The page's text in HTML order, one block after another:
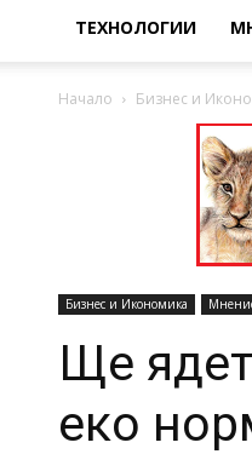
ТЕХНОЛОГИИ
Начало Бизнес и
Бизнес и Икономика
Ще
еко